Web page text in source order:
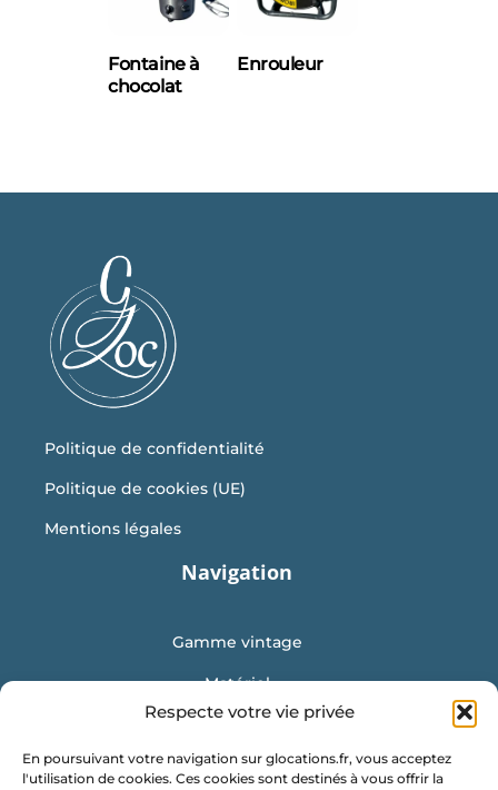
Respecte votre vie privée
En poursuivant votre navigation sur glocations.fr, vous acceptez
l'utilisation de cookies. Ces cookies sont destinés à vous offrir la
Fontaine à
chocolat
Enrouleur
Politique de confidentialité
Politique de cookies (UE)
Mentions légales
Navigation
Gamme vintage
Matériel
Vaisselle